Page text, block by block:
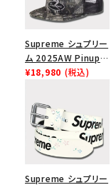
Supreme シュプリー
ム 2025AW Pinup
Mesh Back 5-Panel
ュバック 5パネルキャ
ップ トゥルーティン
バーHTC フォールカ
¥18,980 (税込)
Supreme シュプリー